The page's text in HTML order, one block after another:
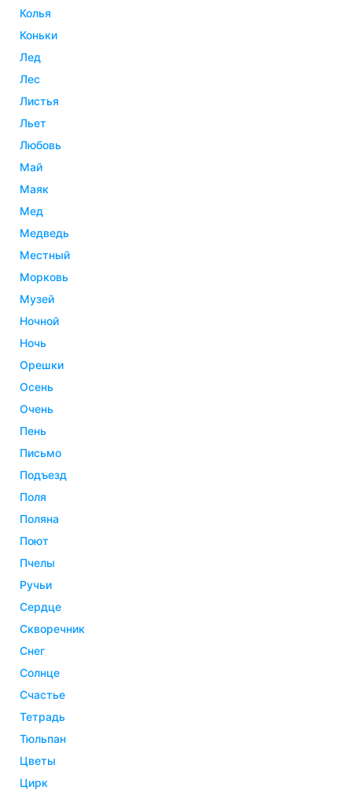
колья
коньки
лед
лес
листья
льет
любовь
май
маяк
мед
медведь
местный
морковь
музей
ночной
ночь
орешки
осень
очень
пень
письмо
подъезд
поля
поляна
поют
пчелы
ручьи
сердце
скворечник
снег
солнце
счастье
тетрадь
тюльпан
цветы
цирк